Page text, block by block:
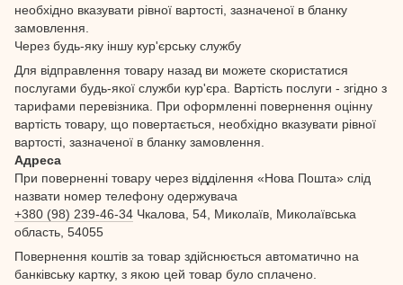
необхідно вказувати рівної вартості, зазначеної в бланку
замовлення.
Через будь-яку іншу кур'єрську службу
Для відправлення товару назад ви можете скористатися
послугами будь-якої служби кур'єра. Вартість послуги - згідно з
тарифами перевізника. При оформленні повернення оцінну
вартість товару, що повертається, необхідно вказувати рівної
вартості, зазначеної в бланку замовлення.
Адреса
При поверненні товару через відділення «Нова Пошта» слід
назвати номер телефону одержувача
+380 (98) 239-46-34 Чкалова, 54, Миколаїв, Миколаївська
область, 54055
Повернення коштів за товар здійснюється автоматично на
банківську картку, з якою цей товар було сплачено.